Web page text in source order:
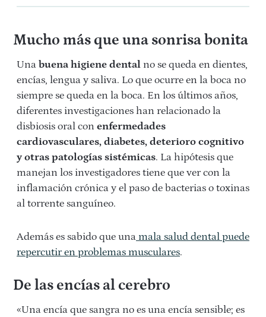
Mucho más que una sonrisa bonita
Una buena higiene dental no se queda en dientes,
encías, lengua y saliva. Lo que ocurre en la boca no
siempre se queda en la boca. En los últimos años,
diferentes investigaciones han relacionado la
disbiosis oral con enfermedades
cardiovasculares, diabetes, deterioro cognitivo
y otras patologías sistémicas. La hipótesis que
manejan los investigadores tiene que ver con la
inflamación crónica y el paso de bacterias o toxinas
al torrente sanguíneo.
Además es sabido que una mala salud dental puede
repercutir en problemas musculares.
De las encías al cerebro
«Una encía que sangra no es una encía sensible; es